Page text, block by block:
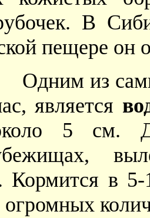
В
пещере он
Одним из
является
5 см.
Кормится в
огромных